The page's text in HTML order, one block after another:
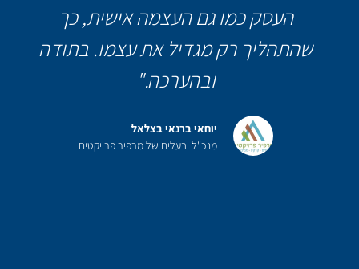
העסק כמו גם העצמה אישית, כך
שהתהליך רק מגדיל את עצמו. בתודה
ובהערכה."
יוחאי ברנאי בצלאל
מנכ"ל ובעלים של מרפיר פרויקטים